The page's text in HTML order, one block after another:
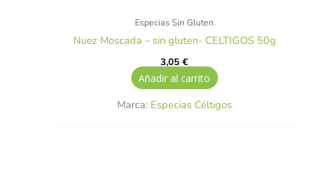
Especias Sin Gluten
Nuez Moscada – sin gluten- CELTIGOS 50g
3,05€
Añadir al carrito
Marca: Especias Céltigos